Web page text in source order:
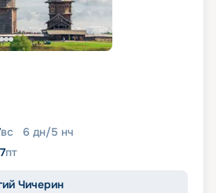
вс 6 дн/5 нч
пт
Чичерин